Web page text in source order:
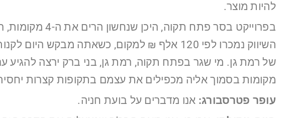
להיות מוצר.
בפרוייקט בסר
של רמת גן. מי שגר בפתח תקוה, רמת גן, בני ברק ירצה
מקומות בסמוך אליה מכפילים את עצמם בתקופות קצרות
עופר פטרסבורג: אנו מדברים על בועת חניה.